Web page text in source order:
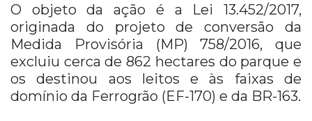
O objeto da ação é a Lei 13.452/2017,
originada do projeto de conversão da
Medida Provisória (MP) 758/2016, que
excluiu cerca de 862 hectares do parque e
os destinou aos leitos e às faixas de
domínio da Ferrogrão (EF-170) e da BR-163.